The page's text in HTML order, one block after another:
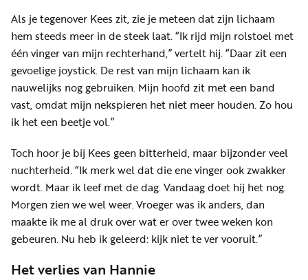
Als je tegenover Kees zit, zie je meteen dat zijn lichaam
hem steeds meer in de steek laat. “Ik rijd mijn rolstoel met
één vinger van mijn rechterhand,” vertelt hij. “Daar zit een
gevoelige joystick. De rest van mijn lichaam kan ik
nauwelijks nog gebruiken. Mijn hoofd zit met een band
vast, omdat mijn nekspieren het niet meer houden. Zo hou
ik het een beetje vol.”
Toch hoor je bij Kees geen bitterheid, maar bijzonder veel
nuchterheid. “Ik merk wel dat die ene vinger ook zwakker
wordt. Maar ik leef met de dag. Vandaag doet hij het nog.
Morgen zien we wel weer. Vroeger was ik anders, dan
maakte ik me al druk over wat er over twee weken kon
gebeuren. Nu heb ik geleerd: kijk niet te ver vooruit.”
Het verlies van Hannie